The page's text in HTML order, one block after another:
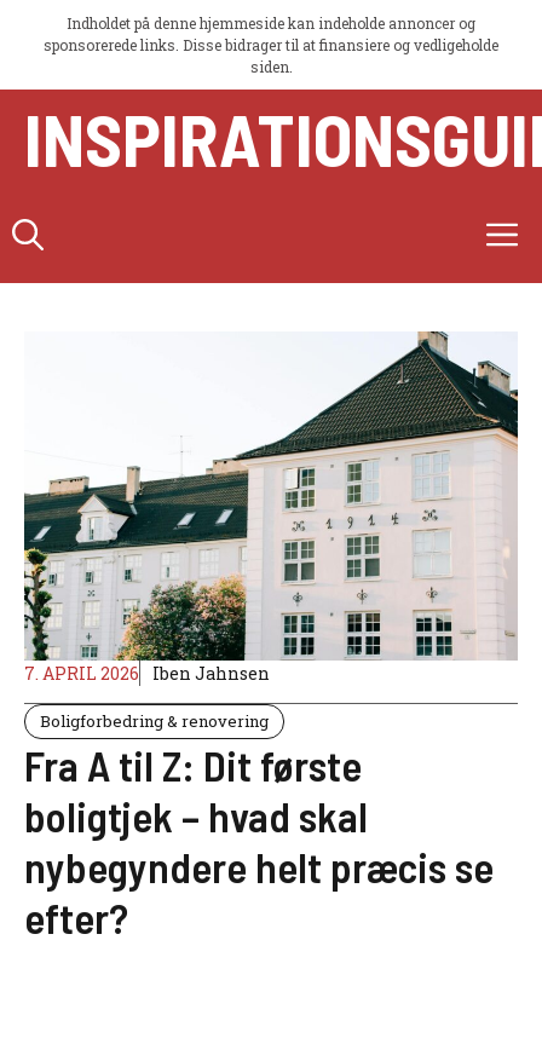
Indholdet på denne hjemmeside kan indeholde annoncer og
sponsorerede links. Disse bidrager til at finansiere og vedligeholde
siden.
indhold
7. APRIL 2026 Iben Jahnsen
Boligforbedring & renovering
Fra A til Z: Dit første
boligtjek – hvad skal
nybegyndere helt præcis se
efter?